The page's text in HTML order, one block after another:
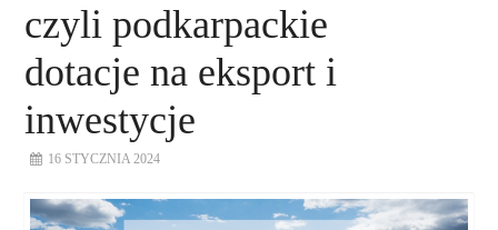
czyli podkarpackie
dotacje na eksport i
inwestycje
16 STYCZNIA 2024